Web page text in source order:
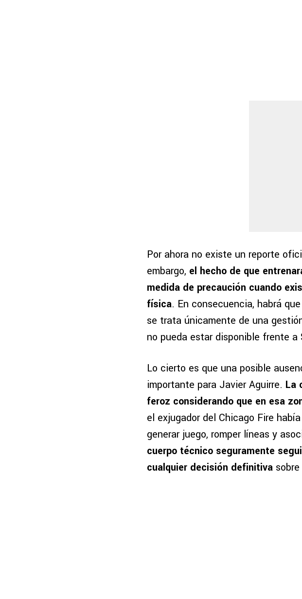
Por ahora no existe un reporte
embargo, el hecho de que
medida de precaución cuando
física. En consecuencia, habrá
se trata únicamente de una
no pueda estar disponible frente a
Lo cierto es que una posible
importante para Javier Aguirre. La
feroz considerando que en esa
el exjugador del Chicago Fire
generar juego, romper líneas y
cuerpo técnico seguramente
cualquier decisión definitiva